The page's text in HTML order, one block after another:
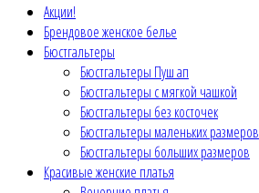
Акции!
Брендовое женское белье
Бюстгальтеры
Бюстгальтеры Пуш ап
Бюстгальтеры с мягкой чашкой
Бюстгальтеры без косточек
Бюстгальтеры маленьких размеров
Бюстгальтеры больших размеров
Красивые женские платья